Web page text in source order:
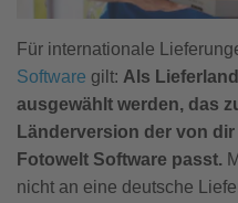
Für internationale
Software gilt: Als
ausgewählt werden, das
Länderversion der von
Fotowelt Software passt.
nicht an eine deutsche